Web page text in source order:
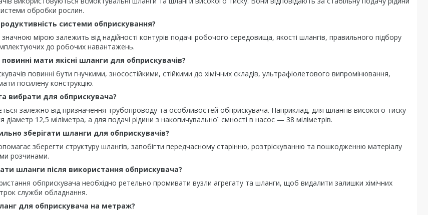
обробки рослин.
системи обприскування?
мірою залежить від надійності контурів подачі робочого середовища, якості шлангів, правильного підбору
до робочих навантажень.
мати якісні шланги для обприскувачів?
повинні бути гнучкими, зносостійкими, стійкими до хімічних складів, ультрафіолетового випромінювання,
посилену конструкцію.
вибрати для обприскувача?
залежно від призначення трубопроводу та особливостей обприскувача. Наприклад, для шлангів високого тиску
12,5 міліметра, а для подачі рідини з накопичувальної ємності в насос — 38 міліметрів.
зберігати шланги для обприскувачів?
зберегти структуру шлангів, запобігти передчасному старінню, розтріскуванню та пошкодженню матеріалу
розчинами.
шланги після використання обприскувача?
обприскувача необхідно ретельно промивати вузли агрегату та шланги, щоб видалити залишки хімічних
служби обладнання.
для обприскувача на метраж?